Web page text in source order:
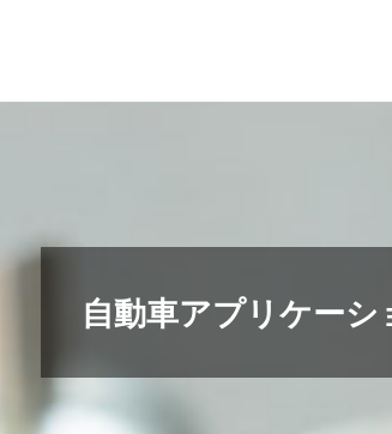
キ
自動車アプリケー